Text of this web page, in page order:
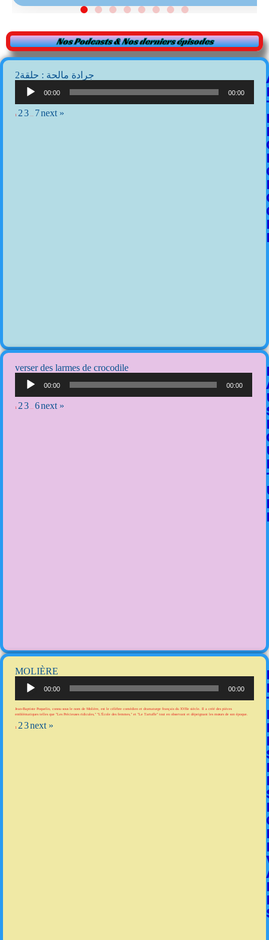
Nos Podcasts & Nos derniers épisodes
2جرادة مالحة : حلقة
00:00 00:00
1 23 7next »
verser des larmes de crocodile
00:00 00:00
1 23 6next »
MOLIÈRE
00:00 00:00
Jean-Baptiste Poquelin, connu sous le nom de Molière, est le célèbre comédien et dramaturge français du XVIIe siècle. Il a créé des pièces
emblématiques telles que "Les Précieuses ridicules," "L'École des femmes," et "Le Tartuffe" tout en observant et dépeignant les mœurs de son époque.
1 23next »